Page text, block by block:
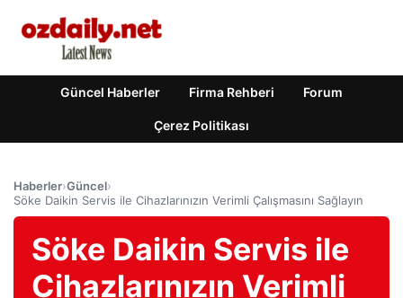
Güncel Haberler Firma Rehberi Forum
Çerez Politikası
Haberler›Güncel›
Söke Daikin Servis ile Cihazlarınızın Verimli Çalışmasını Sağlayın
Söke Daikin Servis ile
Cihazlarınızın Verimli